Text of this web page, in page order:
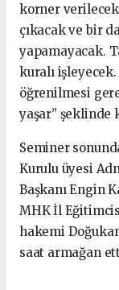
korner
çıkacak ve bir
yapamayacak.
kuralı
öğrenilmesi
yaşar” şeklinde
Seminer
Kurulu üyesi
Başkanı Engin
MHK İl
hakemi
saat armağan